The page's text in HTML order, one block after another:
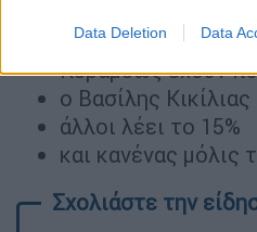
Data Deletion Data
ο Μιχάλης
Κεραμέως έχουν
ο Βασίλης Κικίλιας
άλλοι λέει το 15%
και κανένας μόλις